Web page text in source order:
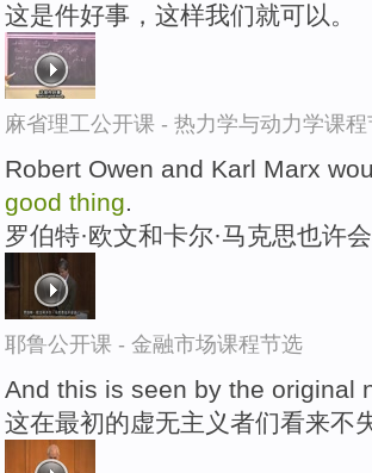
这是件好事，这样我们就可以。
麻省理工公开课 - 热力学与动力学课
Robert Owen and Karl Marx
good thing.
罗伯特·欧文和卡尔·马克思也许
耶鲁公开课 - 金融市场课程节选
And this is seen by the original
这在最初的虚无主义者们看来不